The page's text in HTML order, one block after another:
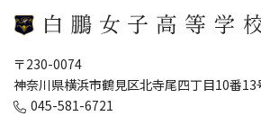
〒230-0074
神奈川県横浜市鶴見区北寺尾四丁目10番13
045-581-6721